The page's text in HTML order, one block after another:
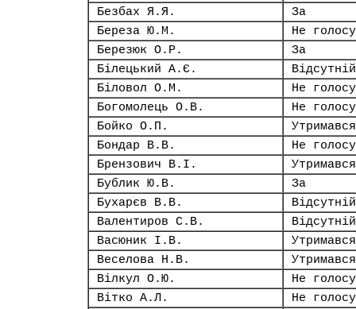
Безбах Я.Я.
За
Береза Ю.М.
Не
Березюк О.Р.
За
Білецький А.Є.
Відсутній
Біловол О.М.
Не
Богомолець О.В.
Не
Бойко О.П.
Утримався
Бондар В.В.
Не
Брензович В.І.
Утримався
Бублик Ю.В.
За
Бухарєв В.В.
Відсутній
Валентиров С.В.
Відсутній
Васюник І.В.
Утримався
Веселова Н.В.
Утримався
Вілкул О.Ю.
Не
Вітко А.Л.
Не